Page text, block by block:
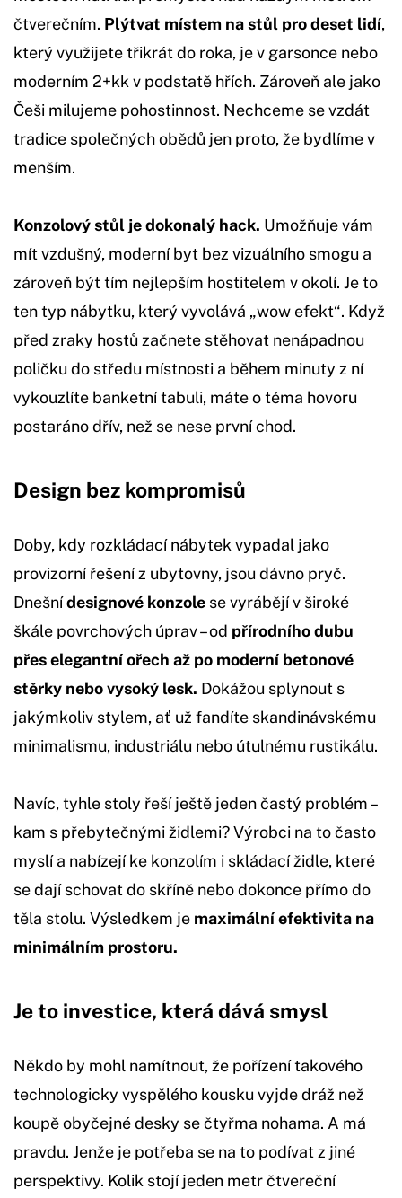
čtverečním. Plýtvat místem na stůl pro deset lidí,
který využijete třikrát do roka, je v garsonce nebo
moderním 2+kk v podstatě hřích. Zároveň ale jako
Češi milujeme pohostinnost. Nechceme se vzdát
tradice společných obědů jen proto, že bydlíme v
menším.
Konzolový stůl je dokonalý hack. Umožňuje vám
mít vzdušný, moderní byt bez vizuálního smogu a
zároveň být tím nejlepším hostitelem v okolí. Je to
ten typ nábytku, který vyvolává „wow efekt“. Když
před zraky hostů začnete stěhovat nenápadnou
poličku do středu místnosti a během minuty z ní
vykouzlíte banketní tabuli, máte o téma hovoru
postaráno dřív, než se nese první chod.
Design bez kompromisů
Doby, kdy rozkládací nábytek vypadal jako
provizorní řešení z ubytovny, jsou dávno pryč.
Dnešnídesignové konzole se vyrábějí v široké
škále povrchových úprav – od přírodního dubu
přes elegantní ořech až po moderní betonové
stěrky nebo vysoký lesk. Dokážou splynout s
jakýmkoliv stylem, ať už fandíte skandinávskému
minimalismu, industriálu nebo útulnému rustikálu.
Navíc, tyhle stoly řeší ještě jeden častý problém –
kam s přebytečnými židlemi? Výrobci na to často
myslí a nabízejí ke konzolím i skládací židle, které
se dají schovat do skříně nebo dokonce přímo do
těla stolu. Výsledkem je maximální efektivita na
minimálním prostoru.
Je to investice, která dává smysl
Někdo by mohl namítnout, že pořízení takového
technologicky vyspělého kousku vyjde dráž než
koupě obyčejné desky se čtyřma nohama. A má
pravdu. Jenže je potřeba se na to podívat z jiné
perspektivy. Kolik stojí jeden metr čtvereční